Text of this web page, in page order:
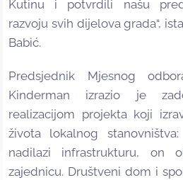
Kutinu i potvrdili našu
razvoju svih dijelova grada“,
Babić.
Predsjednik Mjesnog
Kinderman izrazio je
realizacijom projekta koji
života lokalnog
nadilazi infrastrukturu, on
zajednicu. Društveni dom i